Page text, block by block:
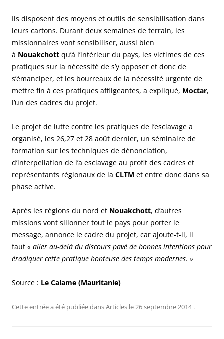
Ils disposent des moyens et outils de sensibilisation dans
leurs cartons. Durant deux semaines de terrain, les
missionnaires vont sensibiliser, aussi bien
à Nouakchott qu’à l’intérieur du pays, les victimes de ces
pratiques sur la nécessité de s’y opposer et donc de
s’émanciper, et les bourreaux de la nécessité urgente de
mettre fin à ces pratiques affligeantes, a expliqué, Moctar,
l’un des cadres du projet.
Le projet de lutte contre les pratiques de l’esclavage a
organisé, les 26,27 et 28 août dernier, un séminaire de
formation sur les techniques de dénonciation,
d’interpellation de l’a esclavage au profit des cadres et
représentants régionaux de la CLTM et entre donc dans sa
phase active.
Après les régions du nord et Nouakchott, d’autres
missions vont sillonner tout le pays pour porter le
message, annonce le cadre du projet, car ajoute-t-il, il
faut « aller au-delà du discours pavé de bonnes intentions pour
éradiquer cette pratique honteuse des temps modernes. »
Source : Le Calame (Mauritanie)
Cette entrée a été publiée dansArticles le26 septembre 2014 .